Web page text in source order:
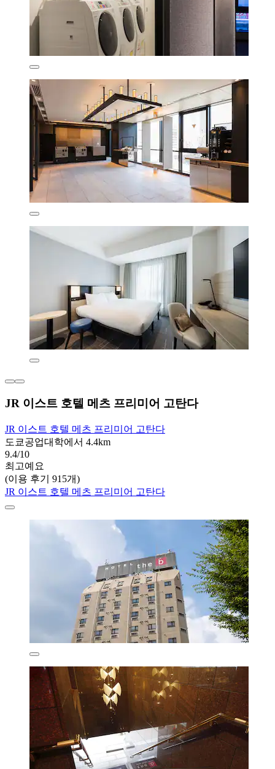
JR 이스트 호텔 메츠 프리미어 고탄다
JR 이스트 호텔 메츠 프리미어 고탄다
도쿄공업대학에서 4.4km
9.4/10
최고예요
(이용 후기 915개)
JR 이스트 호텔 메츠 프리미어 고탄다